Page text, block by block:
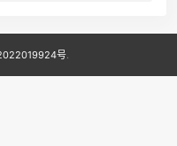
号